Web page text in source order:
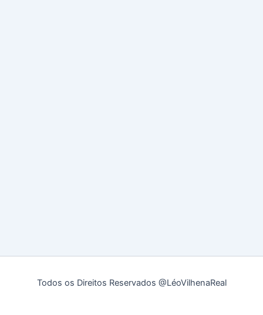
Todos os Direitos Reservados @LéoVilhenaReal